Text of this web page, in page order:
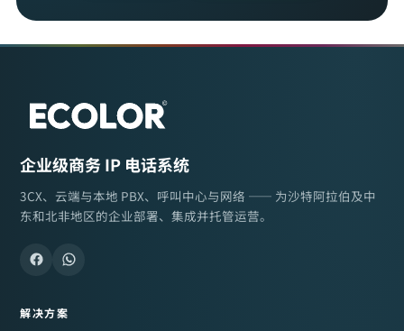
企业级商务 IP 电话系统
3CX、云端与本地 PBX、呼叫中心与网络 —— 为沙特阿拉伯及中
东和北非地区的企业部署、集成并托管运营。
解决方案